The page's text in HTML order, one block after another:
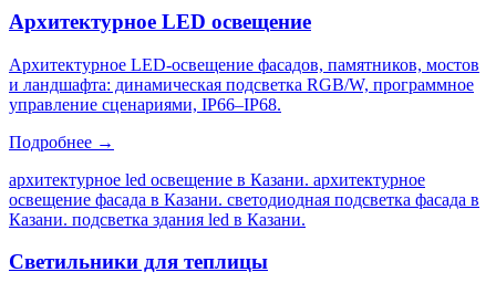
Архитектурное LED освещение
Архитектурное LED-освещение фасадов, памятников, мостов
и ландшафта: динамическая подсветка RGB/W, программное
управление сценариями, IP66–IP68.
Подробнее →
архитектурное led освещение в Казани. архитектурное
освещение фасада в Казани. светодиодная подсветка фасада в
Казани. подсветка здания led в Казани.
Светильники для теплицы